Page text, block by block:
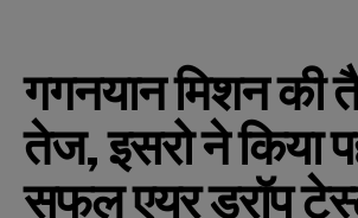
गगनयान मिशन की
तेज, इसरो ने किया
सफल एयर ड्रॉप